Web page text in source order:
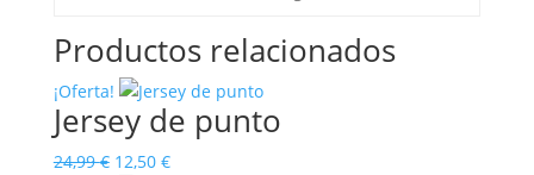
Productos relacionados
¡Oferta!
Jersey de punto
24,99€ El
12,50 €El